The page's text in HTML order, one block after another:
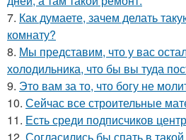
7. Как думаете, зачем делать
комнату?
8. Мы представим, что у вас
холодильника, что бы вы туда
9. Это вам за то, что богу не
10. Сейчас все строительные
11. Есть среди подписчиков